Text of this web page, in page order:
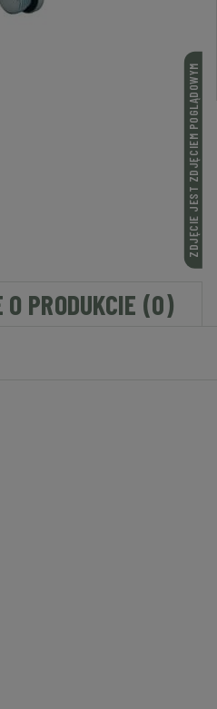
ZDJĘCIE JEST ZDJĘCIEM POGLĄDOWYM
O PRODUKCIE (0)